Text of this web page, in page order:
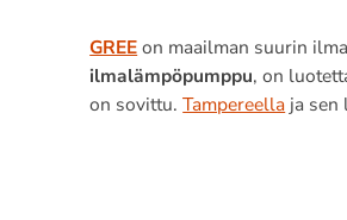
GREEon maailman suurin
ilmalämpöpumppu, on
on sovittu.Tampereellaja sen